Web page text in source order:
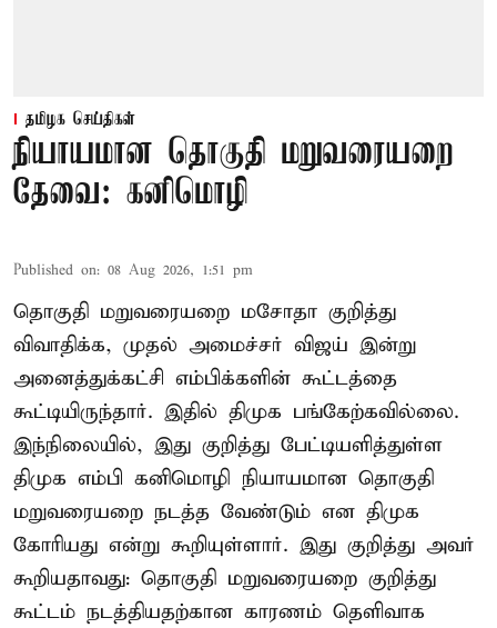
தமிழக செய்திகள்
நியாயமான தொகுதி மறுவரையறை
தேவை: கனிமொழி
Published on: 08 Aug 2026, 1:51 pm
தொகுதி மறுவரையறை மசோதா குறித்து
விவாதிக்க, முதல் அமைச்சர் விஜய் இன்று
அனைத்துக்கட்சி எம்பிக்களின் கூட்டத்தை
கூட்டியிருந்தார். இதில் திமுக பங்கேற்கவில்லை.
இந்நிலையில், இது குறித்து பேட்டியளித்துள்ள
திமுக எம்பி கனிமொழி நியாயமான தொகுதி
மறுவரையறை நடத்த வேண்டும் என திமுக
கோரியது என்று கூறியுள்ளார். இது குறித்து அவர்
கூறியதாவது: தொகுதி மறுவரையறை குறித்து
கூட்டம் நடத்தியதற்கான காரணம் தெளிவாக